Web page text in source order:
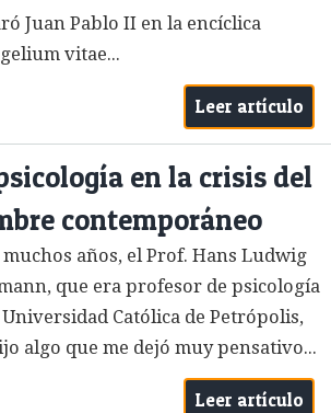
Juan Pablo II en la encíclica
vitae...
Leer artículo
en la crisis del
contemporáneo
muchos años, el Prof. Hans Ludwig
que era profesor de psicología
Universidad Católica de Petrópolis,
algo que me dejó muy pensativo...
Leer artículo